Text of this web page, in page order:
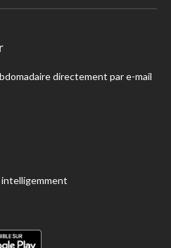
directement par e-mail
intelligemment